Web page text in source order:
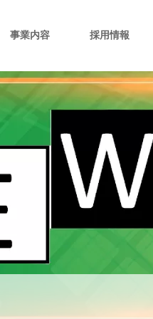
事業内容 採用情報